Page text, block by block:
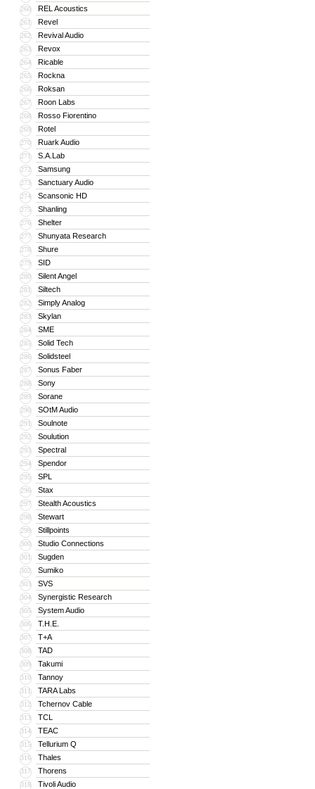
260 REL Acoustics
261 Revel
262 Revival Audio
263 Revox
264 Ricable
265 Rockna
266 Roksan
267 Roon Labs
268 Rosso Fiorentino
269 Rotel
270 Ruark Audio
271 S.A.Lab
272 Samsung
273 Sanctuary Audio
274 Scansonic HD
275 Shanling
276 Shelter
277 Shunyata Research
278 Shure
279 SID
280 Silent Angel
281 Siltech
282 Simply Analog
283 Skylan
284 SME
285 Solid Tech
286 Solidsteel
287 Sonus Faber
288 Sony
289 Sorane
290 SOtM Audio
291 Soulnote
292 Soulution
293 Spectral
294 Spendor
295 SPL
296 Stax
297 Stealth Acoustics
298 Stewart
299 Stillpoints
300 Studio Connections
301 Sugden
302 Sumiko
303 SVS
304 Synergistic Research
305 System Audio
306 T.H.E.
307 T+A
308 TAD
309 Takumi
310 Tannoy
311 TARA Labs
312 Tchernov Cable
313 TCL
314 TEAC
315 Tellurium Q
316 Thales
317 Thorens
318 Tivoli Audio